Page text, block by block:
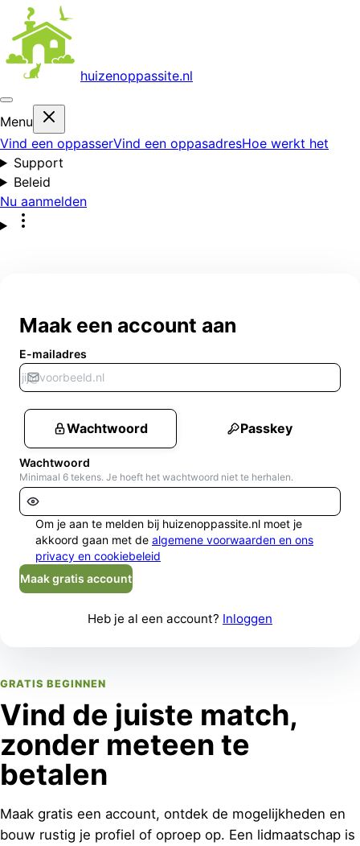
huizenoppassite.nl
Menu
Vind een oppasserVind een oppasadresHoe werkt het
Support
Beleid
Nu aanmelden
GRATIS BEGINNEN
Vind de juiste match,
zonder meteen te
betalen
Maak gratis een account, ontdek de mogelijkheden en
bouw rustig je profiel of oproep op. Een lidmaatschap is
Maak een account aan
E-mailadres
Wachtwoord Passkey
Wachtwoord
Minimaal 6 tekens. Je hoeft het wachtwoord niet te herhalen.
Om je aan te melden bij huizenoppassite.nl moet je
akkoord gaan met de algemene voorwaarden en ons
privacy en cookiebeleid
Maak gratis account
Heb je al een account? Inloggen